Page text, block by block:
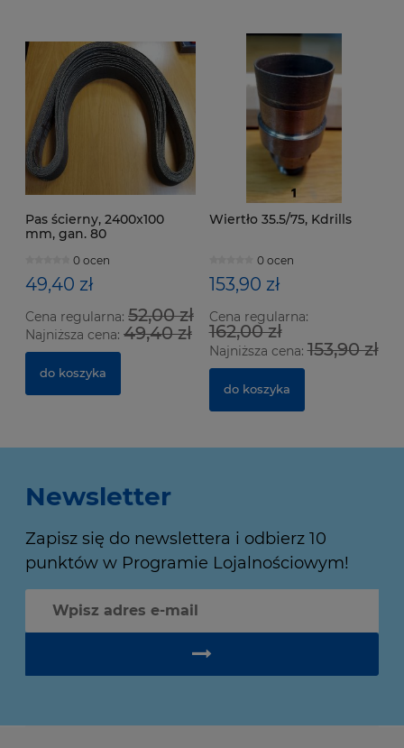
Pas ścierny, 2400x100
mm, gan. 80
0 ocen
49,40 zł
Cena regularna: 52,00 zł
Najniższa cena: 49,40 zł
do koszyka
Wiertło 35.5/75, Kdrills
0 ocen
153,90 zł
Cena regularna:
162,00 zł
Najniższa cena:153,90 zł
do koszyka
Newsletter
Zapisz się do newslettera i odbierz 10
punktów w Programie Lojalnościowym!